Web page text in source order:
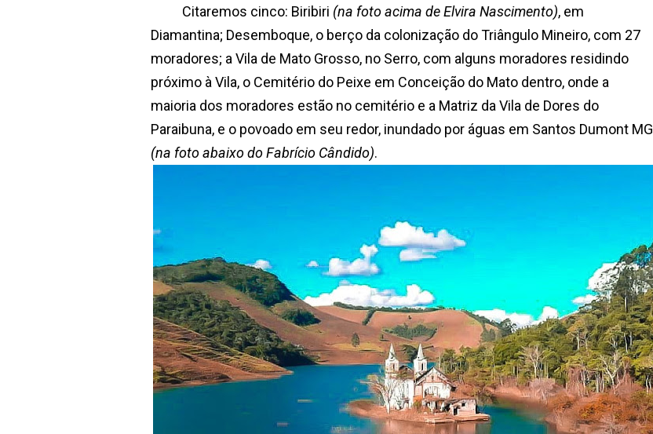
Citaremos cinco: Biribiri (na foto acima de Elvira Nascimento), em
Diamantina; Desemboque, o berço da colonização do Triângulo Mineiro, com 27
moradores; a Vila de Mato Grosso, no Serro, com alguns moradores residindo
próximo à Vila, o Cemitério do Peixe em Conceição do Mato dentro, onde a
maioria dos moradores estão no cemitério e a Matriz da Vila de Dores do
Paraibuna, e o povoado em seu redor, inundado por águas em Santos Dumont MG
(na foto abaixo do Fabrício Cândido).